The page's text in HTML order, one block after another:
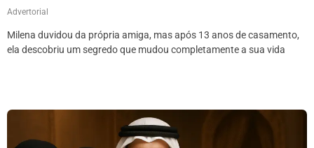
Advertorial
Milena duvidou da própria amiga, mas após 13 anos de casamento,
ela descobriu um segredo que mudou completamente a sua vida